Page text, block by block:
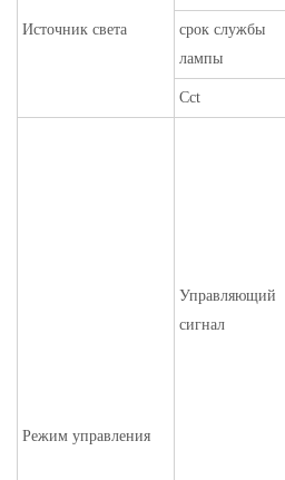
Источник света
срок службы
лампы
Cct
Режим управления
Управляющий
сигнал